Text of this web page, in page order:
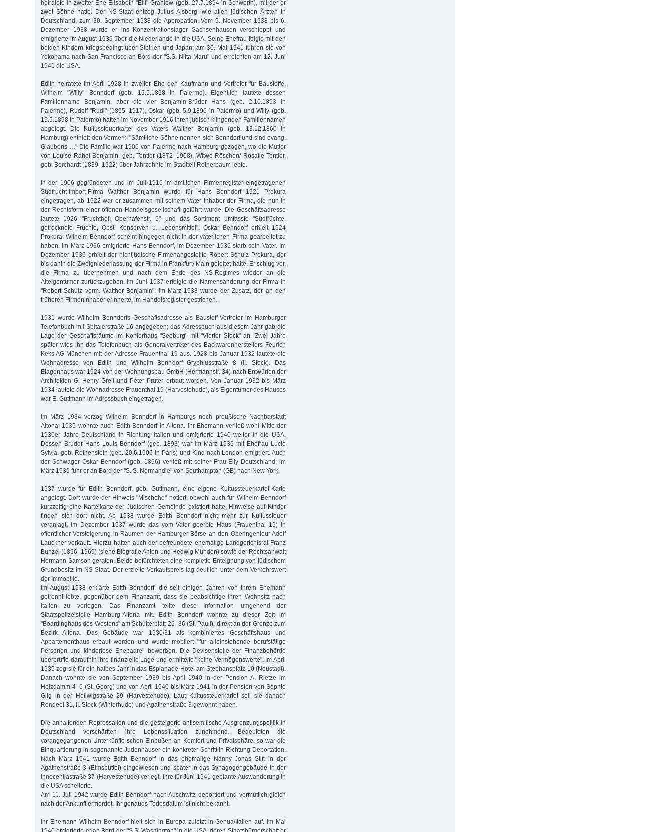
heiratete in zweiter Ehe Elisabeth "Elli" Grahlow (geb. 27.7.1894 in Schwerin), mit der er
zwei Söhne hatte. Der NS-Staat entzog Julius Alsberg, wie allen jüdischen Ärzten in
Deutschland, zum 30. September 1938 die Approbation. Vom 9. November 1938 bis 6.
Dezember 1938 wurde er ins Konzentrationslager Sachsenhausen verschleppt und
emigrierte im August 1939 über die Niederlande in die USA. Seine Ehefrau folgte mit den
beiden Kindern kriegsbedingt über Sibirien und Japan; am 30. Mai 1941 fuhren sie von
Yokohama nach San Francisco an Bord der "S.S. Nitta Maru" und erreichten am 12. Juni
1941 die USA.
Edith heiratete im April 1928 in zweiter Ehe den Kaufmann und Vertreter für Baustoffe,
Wilhelm "Willy" Benndorf (geb. 15.5.1898 in Palermo). Eigentlich lautete dessen
Familienname Benjamin, aber die vier Benjamin-Brüder Hans (geb. 2.10.1893 in
Palermo), Rudolf "Rudi" (1895–1917), Oskar (geb. 5.9.1896 in Palermo) und Willy (geb.
15.5.1898 in Palermo) hatten im November 1916 ihren jüdisch klingenden Familiennamen
abgelegt. Die Kultussteuerkartei des Vaters Walther Benjamin (geb. 13.12.1860 in
Hamburg) enthielt den Vermerk: "Sämtliche Söhne nennen sich Benndorf und sind evang.
Glaubens …" Die Familie war 1906 von Palermo nach Hamburg gezogen, wo die Mutter
von Louise Rahel Benjamin, geb. Tentler (1872–1908), Witwe Röschen/ Rosalie Tentler,
geb. Borchardt (1839–1922) über Jahrzehnte im Stadtteil Rotherbaum lebte.
In der 1906 gegründeten und im Juli 1916 im amtlichen Firmenregister eingetragenen
Südfrucht-Import-Firma Walther Benjamin wurde für Hans Benndorf 1921 Prokura
eingetragen, ab 1922 war er zusammen mit seinem Vater Inhaber der Firma, die nun in
der Rechtsform einer offenen Handelsgesellschaft geführt wurde. Die Geschäftsadresse
lautete 1926 "Fruchthof, Oberhafenstr. 5" und das Sortiment umfasste "Südfrüchte,
getrocknete Früchte, Obst, Konserven u. Lebensmittel". Oskar Benndorf erhielt 1924
Prokura; Wilhelm Benndorf scheint hingegen nicht in der väterlichen Firma gearbeitet zu
haben. Im März 1936 emigrierte Hans Benndorf, im Dezember 1936 starb sein Vater. Im
Dezember 1936 erhielt der nichtjüdische Firmenangestellte Robert Schulz Prokura, der
bis dahin die Zweigniederlassung der Firma in Frankfurt/ Main geleitet hatte. Er schlug vor,
die Firma zu übernehmen und nach dem Ende des NS-Regimes wieder an die
Alteigentümer zurückzugeben. Im Juni 1937 erfolgte die Namensänderung der Firma in
"Robert Schulz vorm. Walther Benjamin", im März 1938 wurde der Zusatz, der an den
früheren Firmeninhaber erinnerte, im Handelsregister gestrichen.
1931 wurde Wilhelm Benndorfs Geschäftsadresse als Baustoff-Vertreter im Hamburger
Telefonbuch mit Spitalerstraße 16 angegeben; das Adressbuch aus diesem Jahr gab die
Lage der Geschäftsräume im Kontorhaus "Seeburg" mit "Vierter Stock" an. Zwei Jahre
später wies ihn das Telefonbuch als Generalvertreter des Backwarenherstellers Feurich
Keks AG München mit der Adresse Frauenthal 19 aus. 1928 bis Januar 1932 lautete die
Wohnadresse von Edith und Wilhelm Benndorf Gryphiusstraße 8 (II. Stock). Das
Etagenhaus war 1924 von der Wohnungsbau GmbH (Hermannstr. 34) nach Entwürfen der
Architekten G. Henry Grell und Peter Pruter erbaut worden. Von Januar 1932 bis März
1934 lautete die Wohnadresse Frauenthal 19 (Harvestehude), als Eigentümer des Hauses
war E. Guttmann im Adressbuch eingetragen.
Im März 1934 verzog Wilhelm Benndorf in Hamburgs noch preußische Nachbarstadt
Altona; 1935 wohnte auch Edith Benndorf in Altona. Ihr Ehemann verließ wohl Mitte der
1930er Jahre Deutschland in Richtung Italien und emigrierte 1940 weiter in die USA.
Dessen Bruder Hans Louis Benndorf (geb. 1893) war im März 1936 mit Ehefrau Lucie
Sylvia, geb. Rothenstein (geb. 20.6.1906 in Paris) und Kind nach London emigriert. Auch
der Schwager Oskar Benndorf (geb. 1896) verließ mit seiner Frau Elly Deutschland; im
März 1939 fuhr er an Bord der "S. S. Normandie" von Southampton (GB) nach New York.
1937 wurde für Edith Benndorf, geb. Guttmann, eine eigene Kultussteuerkartei-Karte
angelegt. Dort wurde der Hinweis "Mischehe" notiert, obwohl auch für Wilhelm Benndorf
kurzzeitig eine Karteikarte der Jüdischen Gemeinde existiert hatte. Hinweise auf Kinder
finden sich dort nicht. Ab 1938 wurde Edith Benndorf nicht mehr zur Kultussteuer
veranlagt. Im Dezember 1937 wurde das vom Vater geerbte Haus (Frauenthal 19) in
öffentlicher Versteigerung in Räumen der Hamburger Börse an den Oberingenieur Adolf
Lauckner verkauft. Hierzu hatten auch der befreundete ehemalige Landgerichtsrat Franz
Bunzel (1896–1969) (siehe Biografie Anton und Hedwig Münden) sowie der Rechtsanwalt
Hermann Samson geraten. Beide befürchteten eine komplette Enteignung von jüdischem
Grundbesitz im NS-Staat. Der erzielte Verkaufspreis lag deutlich unter dem Verkehrswert
der Immobilie.
Im August 1938 erklärte Edith Benndorf, die seit einigen Jahren von ihrem Ehemann
getrennt lebte, gegenüber dem Finanzamt, dass sie beabsichtige ihren Wohnsitz nach
Italien zu verlegen. Das Finanzamt teilte diese Information umgehend der
Staatspolizeistelle Hamburg-Altona mit. Edith Benndorf wohnte zu dieser Zeit im
"Boardinghaus des Westens" am Schulterblatt 26–36 (St. Pauli), direkt an der Grenze zum
Bezirk Altona. Das Gebäude war 1930/31 als kombiniertes Geschäftshaus und
Appartementhaus erbaut worden und wurde möbliert "für alleinstehende berufstätige
Personen und kinderlose Ehepaare" beworben. Die Devisenstelle der Finanzbehörde
überprüfte daraufhin ihre finanzielle Lage und ermittelte "keine Vermögenswerte". Im April
1939 zog sie für ein halbes Jahr in das Esplanade-Hotel am Stephansplatz 10 (Neustadt).
Danach wohnte sie von September 1939 bis April 1940 in der Pension A. Rietze im
Holzdamm 4–6 (St. Georg) und von April 1940 bis März 1941 in der Pension von Sophie
Gilg in der Heilwigstraße 29 (Harvestehude). Laut Kultussteuerkartei soll sie danach
Rondeel 31, II. Stock (Winterhude) und Agathenstraße 3 gewohnt haben.
Die anhaltenden Repressalien und die gesteigerte antisemitische Ausgrenzungspolitik in
Deutschland verschärften ihre Lebenssituation zunehmend. Bedeuteten die
vorangegangenen Unterkünfte schon Einbußen an Komfort und Privatsphäre, so war die
Einquartierung in sogenannte Judenhäuser ein konkreter Schritt in Richtung Deportation.
Nach März 1941 wurde Edith Benndorf in das ehemalige Nanny Jonas Stift in der
Agathenstraße 3 (Eimsbüttel) eingewiesen und später in das Synagogengebäude in der
Innocentiastraße 37 (Harvestehude) verlegt. Ihre für Juni 1941 geplante Auswanderung in
die USA scheiterte.
Am 11. Juli 1942 wurde Edith Benndorf nach Auschwitz deportiert und vermutlich gleich
nach der Ankunft ermordet. Ihr genaues Todesdatum ist nicht bekannt.
Ihr Ehemann Wilhelm Benndorf hielt sich in Europa zuletzt in Genua/Italien auf. Im Mai